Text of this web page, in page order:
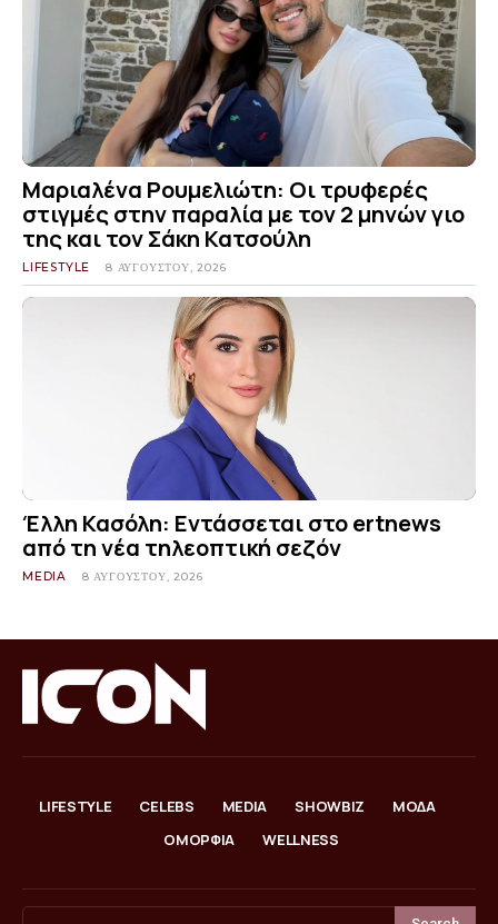
Μαριαλένα Ρουμελιώτη: Οι τρυφερές
στιγμές στην παραλία με τον 2 μηνών γιο
της και τον Σάκη Κατσούλη
LIFESTYLE 8 ΑΥΓΟΎΣΤΟΥ, 2026
Έλλη Κασόλη: Εντάσσεται στο ertnews
από τη νέα τηλεοπτική σεζόν
MEDIA 8 ΑΥΓΟΎΣΤΟΥ, 2026
LIFESTYLE CELEBS MEDIA SHOWBIZ
ΜΟΔΑ
ΟΜΟΡΦΙΑ
WELLNESS